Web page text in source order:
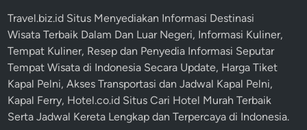
Travel.biz.id Situs Menyediakan Informasi Destinasi
Wisata Terbaik Dalam Dan Luar Negeri, Informasi Kuliner,
Tempat Kuliner, Resep dan Penyedia Informasi Seputar
TempatWisata di Indonesia Secara Update, Harga Tiket
Kapal Pelni, Akses Transportasi danJadwal Kapal Pelni,
Kapal Ferry, Hotel.co.id Situs Cari Hotel Murah Terbaik
Serta Jadwal Kereta Lengkap dan Terpercaya di Indonesia.